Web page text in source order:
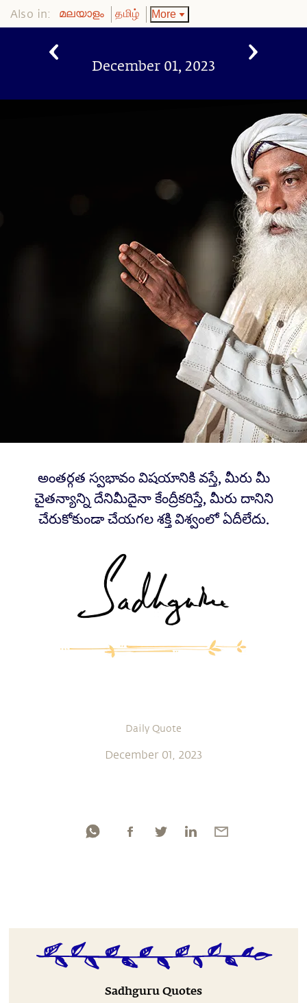
Also in: മലയാളം தமிழ் More
December 01, 2023
అంతర్గత స్వభావం విషయానికి వస్తే, మీరు మీ
చైతన్యాన్ని దేనిమీదైనా కేంద్రీకరిస్తే, మీరు దానిని
చేరుకోకుండా చేయగల శక్తి విశ్వంలో ఏదీలేదు.
Daily Quote
December 01, 2023
Sadhguru Quotes